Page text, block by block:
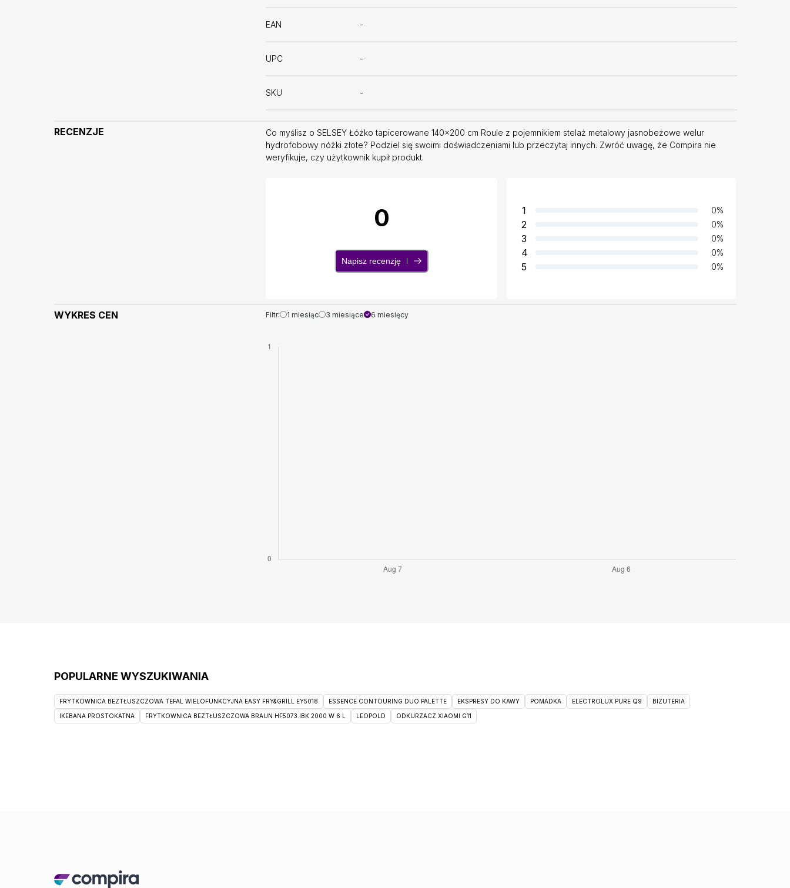
EAN -
UPC -
SKU -
RECENZJE
Co myślisz o SELSEY Łóżko tapicerowane 140x200 cm Roule z pojemnikiem stelaż metalowy jasnobeżowe welur
hydrofobowy nóżki złote? Podziel się swoimi doświadczeniami lub przeczytaj innych. Zwróć uwagę, że Compira nie
weryfikuje, czy użytkownik kupił produkt.
0
Napisz recenzję
1 0%
2 0%
3 0%
4 0%
5 0%
WYKRES CEN Filtr: 1 miesiąc 3 miesiące 6 miesięcy
POPULARNE WYSZUKIWANIA
FRYTKOWNICA BEZTŁUSZCZOWA TEFAL WIELOFUNKCYJNA EASY FRY&GRILL EY5018 ESSENCE CONTOURING DUO PALETTE EKSPRESY DO KAWY POMADKA ELECTROLUX PURE Q9 BIZUTERIA
IKEBANA PROSTOKATNA FRYTKOWNICA BEZTŁUSZCZOWA BRAUN HF5073.IBK 2000 W 6 L LEOPOLD ODKURZACZ XIAOMI G11